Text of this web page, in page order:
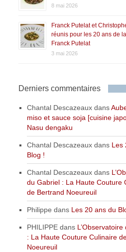
8 mai 2026
Franck Putelat et
réunis pour les 20 ans de
Franck Putelat
3 mai 2026
Derniers commentaires
Chantal Descazeaux dans
miso et sauce soja [cuisine
Nasu dengaku
Chantal Descazeaux dans Les
Blog !
Chantal Descazeaux dans
du Gabriel : La Haute Couture
de Bertrand Noeureuil
Philippe dans Les 20 ans du
PHILIPPE dans
: La Haute Couture Culinaire
Noeureuil